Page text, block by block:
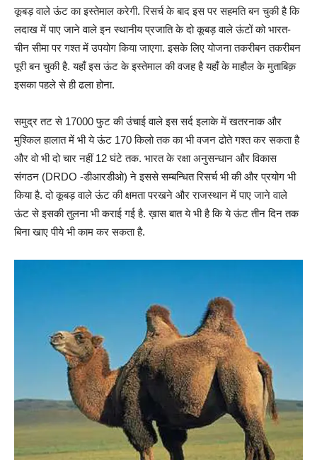
कूबड़ वाले ऊंट का इस्तेमाल करेगी. रिसर्च के बाद इस पर सहमति बन चुकी है कि
लदाख में पाए जाने वाले इन स्थानीय प्रजाति के दो कूबड़ वाले ऊंटों को भारत-
चीन सीमा पर गश्त में उपयोग किया जाएगा. इसके लिए योजना तकरीबन तकरीबन
पूरी बन चुकी है. यहाँ इस ऊंट के इस्तेमाल की वजह है यहाँ के माहौल के मुताबिक़
इसका पहले से ही ढला होना.
समुद्र तट से 17000 फुट की उंचाई वाले इस सर्द इलाके में खतरनाक और
मुश्किल हालात में भी ये ऊंट 170 किलो तक का भी वजन ढोते गश्त कर सकता है
और वो भी दो चार नहीं 12 घंटे तक. भारत के रक्षा अनुसन्धान और विकास
संगठन (DRDO -डीआरडीओ) ने इससे सम्बन्धित रिसर्च भी की और प्रयोग भी
किया है. दो कूबड़ वाले ऊंट की क्षमता परखने और राजस्थान में पाए जाने वाले
ऊंट से इसकी तुलना भी कराई गई है. ख़ास बात ये भी है कि ये ऊंट तीन दिन तक
बिना खाए पीये भी काम कर सकता है.